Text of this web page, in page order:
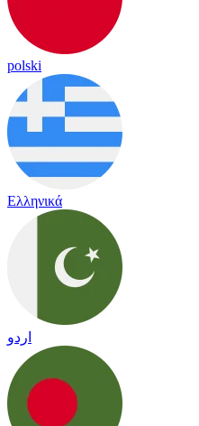
polski
Ελληνικά
اردو